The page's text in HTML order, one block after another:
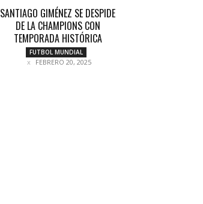
SANTIAGO GIMÉNEZ SE DESPIDE
DE LA CHAMPIONS CON
TEMPORADA HISTÓRICA
FUTBOL MUNDIAL
FEBRERO 20, 2025